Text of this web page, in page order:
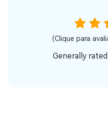
(Clique para
Generally rated